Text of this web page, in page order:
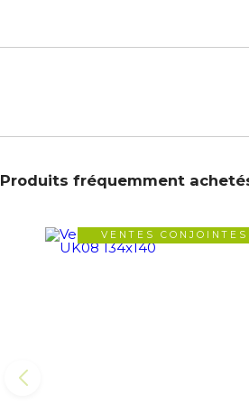
Produits fréquemment
VENTES CONJOINTES